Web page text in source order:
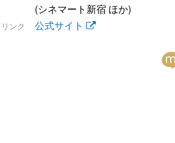
(シネマート新宿 ほか)
リンク 公式サイト